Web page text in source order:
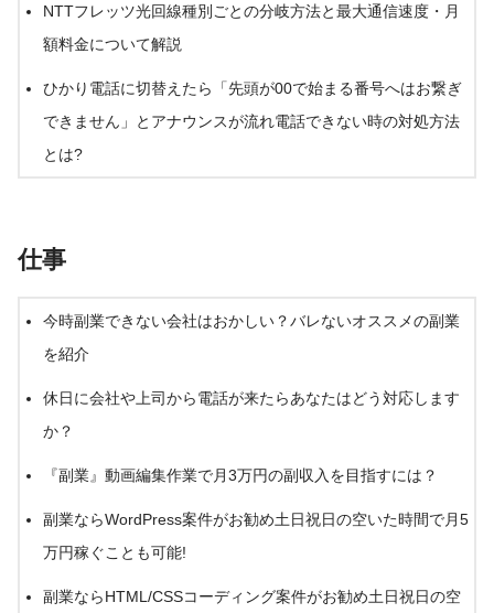
NTTフレッツ光回線種別ごとの分岐方法と最大通信速度・月
額料金について解説
ひかり電話に切替えたら「先頭が00で始まる番号へはお繋ぎ
できません」とアナウンスが流れ電話できない時の対処方法
とは?
仕事
今時副業できない会社はおかしい？バレないオススメの副業
を紹介
休日に会社や上司から電話が来たらあなたはどう対応します
か？
『副業』動画編集作業で月3万円の副収入を目指すには？
副業ならWordPress案件がお勧め土日祝日の空いた時間で月5
万円稼ぐことも可能!
副業ならHTML/CSSコーディング案件がお勧め土日祝日の空